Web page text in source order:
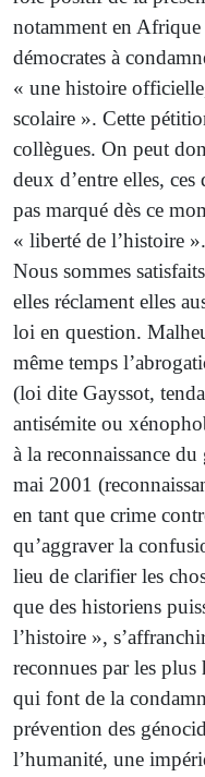
notamment en
démocrates à
« une histoire
scolaire ». Cette
collègues. On peut
deux d’entre elles,
pas marqué dès ce
« liberté de l’histoire ».
Nous sommes
elles réclament elles
loi en question.
même temps
(loi dite Gayssot,
antisémite ou
à la reconnaissance
mai 2001
en tant que crime
qu’aggraver la
lieu de clarifier les
que des historiens
l’histoire »,
reconnues par les plus
qui font de la
prévention des
l’humanité, une